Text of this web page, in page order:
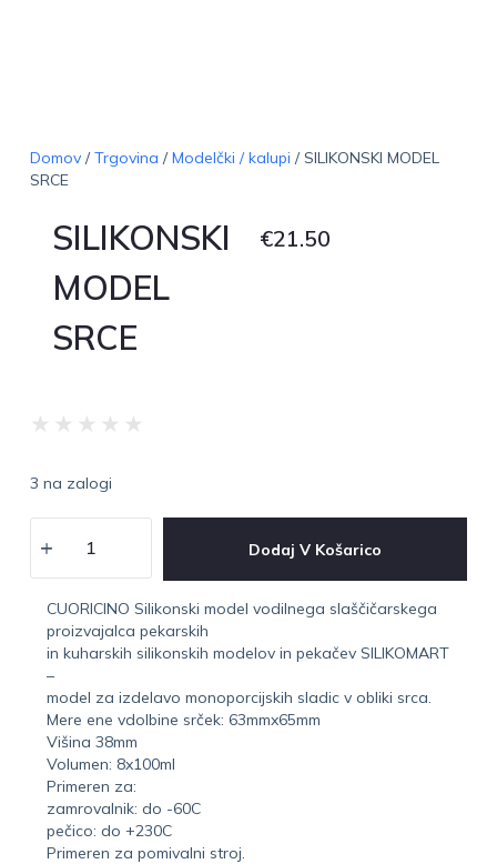
Domov/Trgovina /Modelčki / kalupi / SILIKONSKI MODEL
SRCE
SILIKONSKI
MODEL
SRCE
€21.50
★ ★ ★ ★ ★
3 na zalogi
Dodaj V Košarico
CUORICINO Silikonski model vodilnega slaščičarskega
proizvajalca pekarskih
in kuharskih silikonskih modelov in pekačev SILIKOMART
–
model za izdelavo monoporcijskih sladic v obliki srca.
Mere ene vdolbine srček: 63mmx65mm
Višina 38mm
Volumen: 8x100ml
Primeren za:
zamrovalnik: do -60C
pečico: do +230C
Primeren za pomivalni stroj.